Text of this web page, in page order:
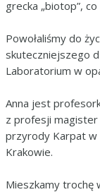
grecka „biotop”,
Powołaliśmy do
skuteczniejszego
Laboratorium w
Anna jest
z profesji magister
przyrody Karpat w
Krakowie.
Mieszkamy trochę